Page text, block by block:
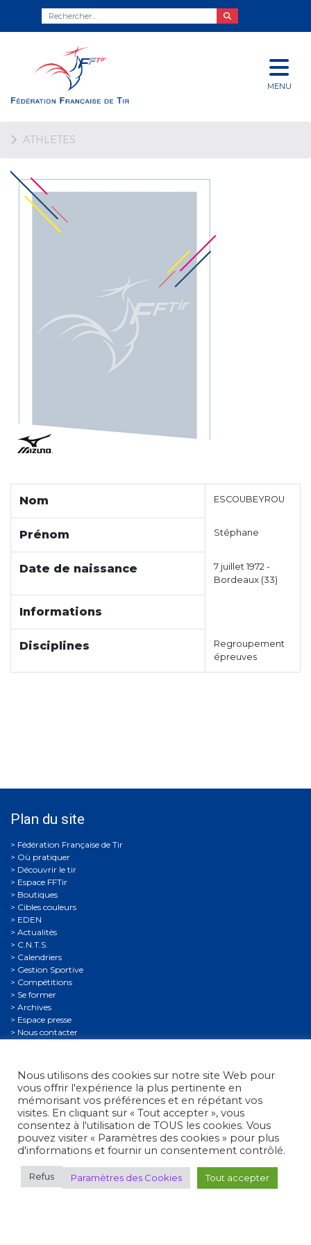
MENU
ATHLETES
Nom ESCOUBEYROU
Prénom Stéphane
Date de naissance
7 juillet 1972 -
Bordeaux (33)
Informations
Disciplines
Regroupement
épreuves
Plan du site
Où pratiquer
Découvrir le tir
Espace FFTir
Boutiques
Cibles couleurs
EDEN
Actualités
C.N.T.S.
Calendriers
Gestion Sportive
Compétitions
Se former
Archives
Espace presse
Nous contacter
Politique de confidentialité
Politique de confidentialité des mineurs
Conditions générales d’utilisation
Nous utilisons des cookies sur notre site Web pour
vous offrir l'expérience la plus pertinente en
mémorisant vos préférences et en répétant vos
visites. En cliquant sur « Tout accepter », vous
consentez à l'utilisation de TOUS les cookies. Vous
pouvez visiter « Paramètres des cookies » pour plus
d'informations et fournir un consentement contrôlé.
Refus Paramètres des Cookies Tout accepter